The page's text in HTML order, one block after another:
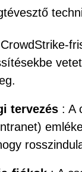
tervezés : A